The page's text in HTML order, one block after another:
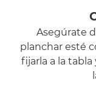
Asegúrate
planchar esté
fijarla a la